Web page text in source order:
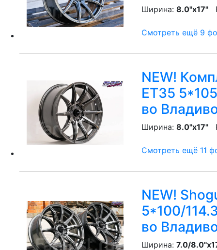
Ширина: 8.0"x17"
Смотреть ещё 9
NEW!
ET35
во
Ширина: 8.0"x17"
Смотреть ещё 11
NEW!
5*100/
во
Ширина: 7.0/